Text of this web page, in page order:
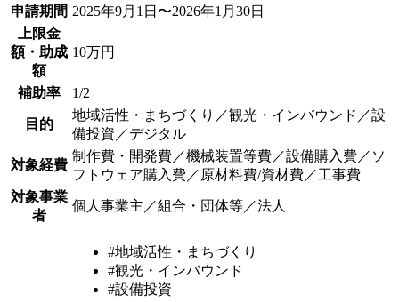
申請期間 2025年9月1日〜2026年1月30日
上限金
額・助成
額
10万円
補助率 1/2
目的
地域活性・まちづくり／観光・インバウンド／設
備投資／デジタル
対象経費
制作費・開発費／機械装置等費／設備購入費／ソ
フトウェア購入費／原材料費/資材費／工事費
対象事業
者
個人事業主／組合・団体等／法人
#地域活性・まちづくり
#観光・インバウンド
#設備投資